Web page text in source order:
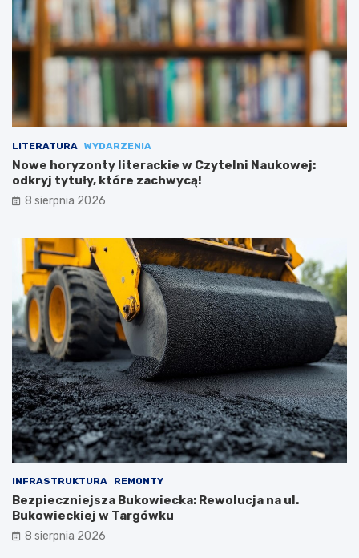
LITERATURA WYDARZENIA
Nowe horyzonty literackie w Czytelni Naukowej:
odkryj tytuły, które zachwycą!
8 sierpnia 2026
INFRASTRUKTURA REMONTY
Bezpieczniejsza Bukowiecka: Rewolucja na ul.
Bukowieckiej w Targówku
8 sierpnia 2026